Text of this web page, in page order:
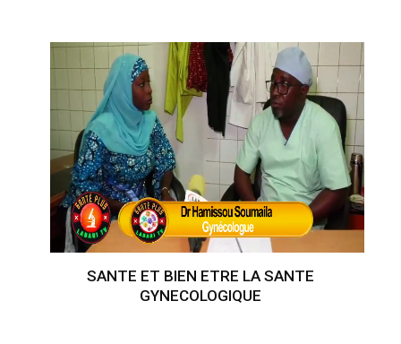
SANTE ET BIEN ETRE LA SANTE
GYNECOLOGIQUE